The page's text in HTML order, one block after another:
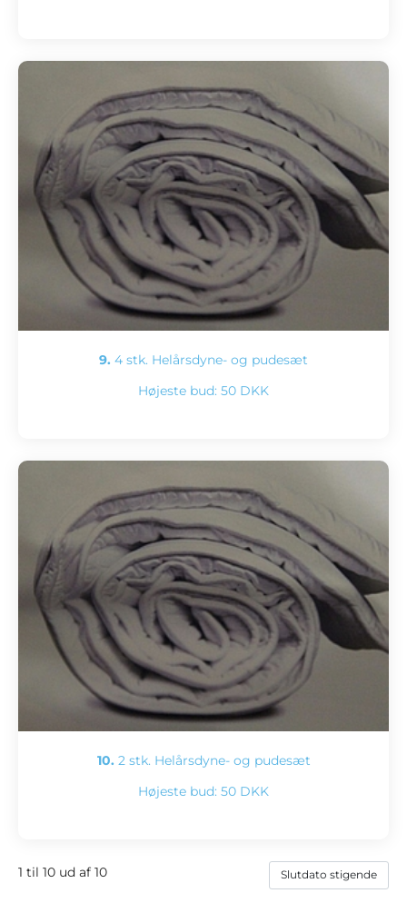
9. 4 stk. Helårsdyne- og pudesæt
Højeste bud: 50 DKK
10. 2 stk. Helårsdyne- og pudesæt
Højeste bud: 50 DKK
1 til 10 ud af 10